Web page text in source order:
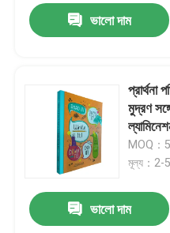
উদ্ধৃতির জন্য আবেদন
কফি টেবিল বই মুদ্রণ
ট্যারোট কার্ড মুদ্রণ
ভালো দাম
প্রার্থনা
মুদ্রণ
পৃষ্ঠাগুলি
MOQ：
মূল্য：2-
ভালো দাম